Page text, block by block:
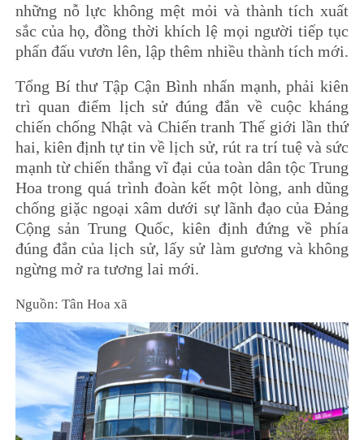
những nỗ lực không mệt mỏi và thành tích xuất
sắc của họ, đồng thời khích lệ mọi người tiếp tục
phấn đấu vươn lên, lập thêm nhiều thành tích mới.
Tổng Bí thư Tập Cận Bình nhấn mạnh, phải kiên
trì quan điểm lịch sử đúng đắn về cuộc kháng
chiến chống Nhật và Chiến tranh Thế giới lần thứ
hai, kiên định tự tin về lịch sử, rút ra trí tuệ và sức
mạnh từ chiến thắng vĩ đại của toàn dân tộc Trung
Hoa trong quá trình đoàn kết một lòng, anh dũng
chống giặc ngoại xâm dưới sự lãnh đạo của Đảng
Cộng sản Trung Quốc, kiên định đứng về phía
đúng đắn của lịch sử, lấy sử làm gương và không
ngừng mở ra tương lai mới.
Nguồn: Tân Hoa xã